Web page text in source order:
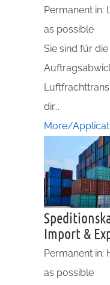
Permanent in:
as possible
Sie sind für
dir...
More/
Import &
Permanent in:
as possible